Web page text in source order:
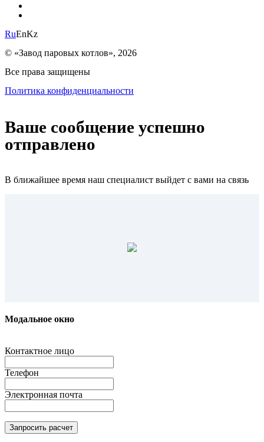
RuEnKz
© «Завод паровых котлов», 2026
Все права защищены
Политика конфиденциальности
Ваше сообщение успешно
отправлено
В ближайшее время наш специалист выйдет с вами на связь
Модальное окно
Контактное лицо
Телефон
Электронная почта